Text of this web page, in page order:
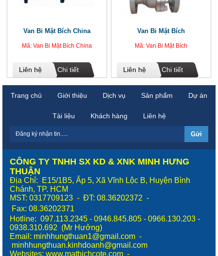
Van Bi Mặt Bích China
Mã: Van Bi Mặt Bích China
Liên hệ Chi tiết
Van Bi Mặt Bích
Mã: Van Bi Mặt Bích
Liên hệ Chi tiết
Trang chủ Giới thiệu Dịch vụ Sản phẩm Dự án
Tài liệu Khách hàng Liên hệ
CÔNG TY TNHH SX KD & XNK MINH HƯNG
THUẬN
Địa Chỉ: E15/1B5, Ấp 5, Xã Vĩnh Lộc B, Huyện Bình
Chánh, TP. HCM
MST: 0317709123 - ĐT: 08.36202372 -
Fax: 08.36202371
Hotline: 097.113.2345 - 0946.845.805 - 0966.130.203 -
0938.310.692 (Mr Hưởng)
Email: minhhungthuan1@gmail.com -
minhhungthuan.kinhdoanh@gmail.com
Websites: www.matbichcote.com -